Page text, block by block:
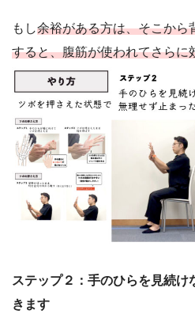
もし余裕がある方は、そこから
すると、腹筋が使われてさらに
ステップ２：手のひらを見続
きます